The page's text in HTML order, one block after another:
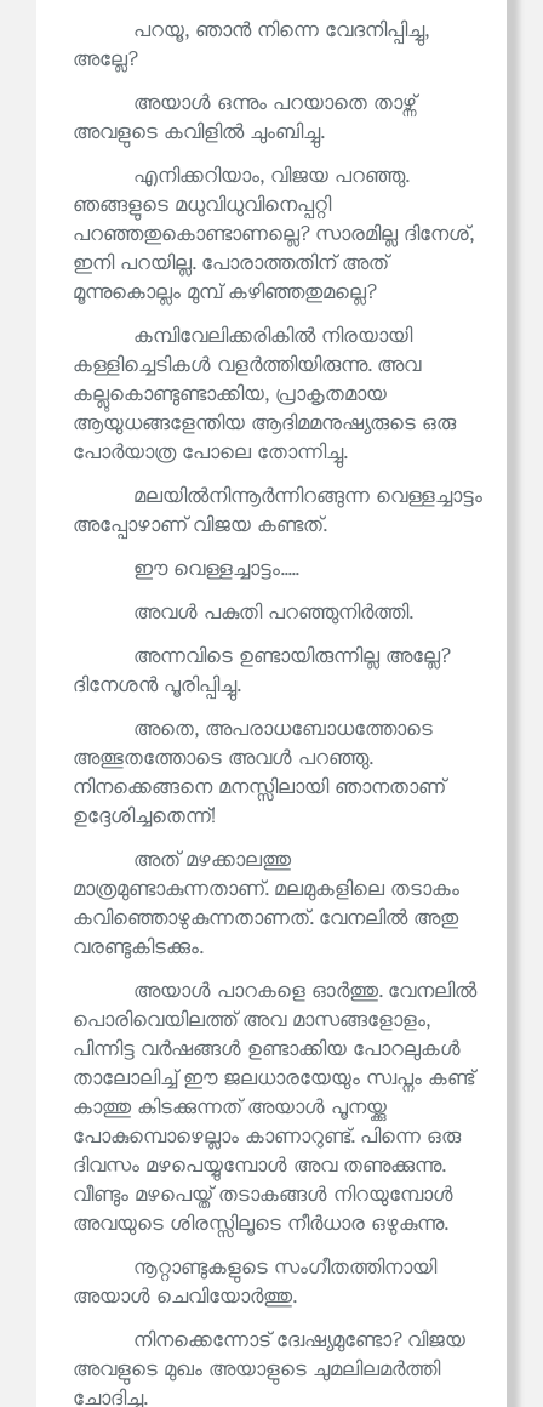
പറയൂ, ഞാൻ നിന്നെ വേദനിപ്പിച്ചു,
അല്ലേ?
അയാൾ ഒന്നും പറയാതെ താഴ്ന്ന്
അവളുടെ കവിളിൽ ചുംബിച്ചു.
എനിക്കറിയാം, വിജയ പറഞ്ഞു.
ഞങ്ങളുടെ മധുവിധുവിനെപ്പറ്റി
പറഞ്ഞതുകൊണ്ടാണല്ലെ? സാരമില്ല ദിനേശ്,
ഇനി പറയില്ല. പോരാത്തതിന് അത്
മൂന്നുകൊല്ലം മുമ്പ് കഴിഞ്ഞതുമല്ലെ?
കമ്പിവേലിക്കരികിൽ നിരയായി
കള്ളിച്ചെടികൾ വളർത്തിയിരുന്നു. അവ
കല്ലുകൊണ്ടുണ്ടാക്കിയ, പ്രാകൃതമായ
ആയുധങ്ങളേന്തിയ ആദിമമനുഷ്യരുടെ ഒരു
പോർയാത്ര പോലെ തോന്നിച്ചു.
മലയിൽനിന്നൂർന്നിറങ്ങുന്ന വെള്ളച്ചാട്ടം
അപ്പോഴാണ് വിജയ കണ്ടത്.
ഈ വെള്ളച്ചാട്ടം.....
അവൾ പകുതി പറഞ്ഞുനിർത്തി.
അന്നവിടെ ഉണ്ടായിരുന്നില്ല അല്ലേ?
ദിനേശൻ പൂരിപ്പിച്ചു.
അതെ, അപരാധബോധത്തോടെ
അത്ഭുതത്തോടെ അവൾ പറഞ്ഞു.
നിനക്കെങ്ങനെ മനസ്സിലായി ഞാനതാണ്
ഉദ്ദേശിച്ചതെന്ന്!
അത് മഴക്കാലത്തു
മാത്രമുണ്ടാകുന്നതാണ്. മലമുകളിലെ തടാകം
കവിഞ്ഞൊഴുകുന്നതാണത്. വേനലിൽ അതു
വരണ്ടുകിടക്കും.
അയാൾ പാറകളെ ഓർത്തു. വേനലിൽ
പൊരിവെയിലത്ത് അവ മാസങ്ങളോളം,
പിന്നിട്ട വർഷങ്ങൾ ഉണ്ടാക്കിയ പോറലുകൾ
താലോലിച്ച് ഈ ജലധാരയേയും സ്വപ്നം കണ്ട്
കാത്തു കിടക്കുന്നത് അയാൾ പൂനയ്ക്കു
പോകുമ്പൊഴെല്ലാം കാണാറുണ്ട്. പിന്നെ ഒരു
ദിവസം മഴപെയ്യുമ്പോൾ അവ തണുക്കുന്നു.
വീണ്ടും മഴപെയ്ത് തടാകങ്ങൾ നിറയുമ്പോൾ
അവയുടെ ശിരസ്സിലൂടെ നീർധാര ഒഴുകുന്നു.
നൂറ്റാണ്ടുകളുടെ സംഗീതത്തിനായി
അയാൾ ചെവിയോർത്തു.
നിനക്കെന്നോട് ദ്വേഷ്യമുണ്ടോ? വിജയ
അവളുടെ മുഖം അയാളുടെ ചുമലിലമർത്തി
ചോദിച്ചു.